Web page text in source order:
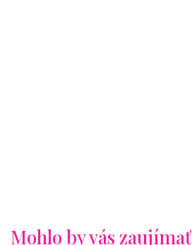
Mohlo by vás zaujímať